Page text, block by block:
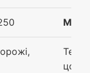
М500
Те